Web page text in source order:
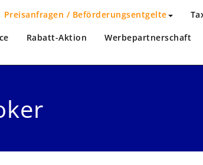
Preisanfragen / Beförderungsentgelte
Rabatt-Aktion Werbepartnerschaft